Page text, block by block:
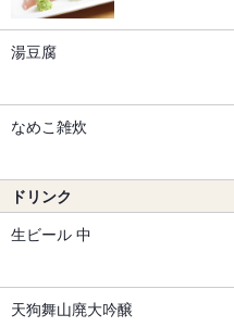
湯豆腐
なめこ雑炊
ドリンク
生ビール 中
天狗舞山廃大吟醸